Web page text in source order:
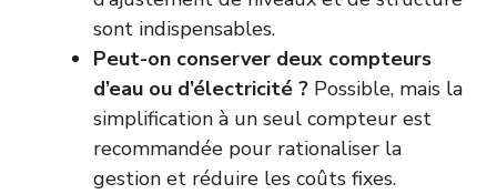
sont indispensables.
Peut-on conserver deux compteurs
d’eau ou d’électricité ? Possible, mais la
simplification à un seul compteur est
recommandée pour rationaliser la
gestion et réduire les coûts fixes.